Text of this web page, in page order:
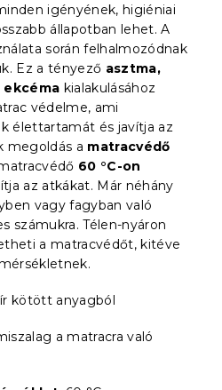
igényének, higiéniai
állapotban lehet. A
során felhalmozódnak
Ez a tényező asztma,
ekcéma kialakulásához
védelme, ami
élettartamát és javítja az
megoldás a matracvédő
60 °C-on
az atkákat. Már néhány
vagy fagyban való
számukra. Télen-nyáron
a matracvédőt, kitéve
kötött anyagból
a matracra való